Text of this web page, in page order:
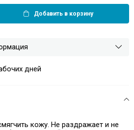
Добавить в корзину
дней
кожу. Не раздражает и не